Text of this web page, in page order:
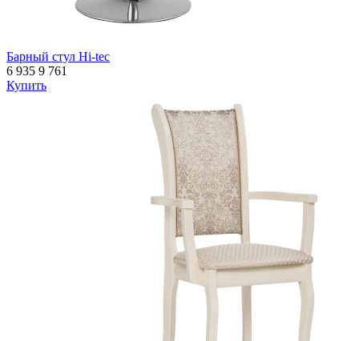
Барный стул Hi-tec
6 935 9 761
Купить